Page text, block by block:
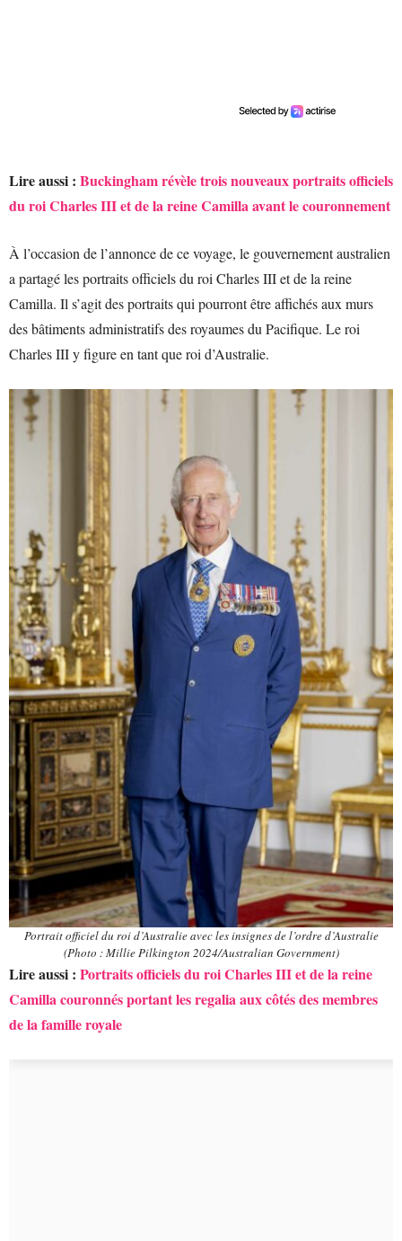
Lire aussi : Buckingham révèle trois nouveaux portraits officiels
du roi Charles III et de la reine Camilla avant le couronnement
À l’occasion de l’annonce de ce voyage, le gouvernement australien
a partagé les portraits officiels du roi Charles III et de la reine
Camilla. Il s’agit des portraits qui pourront être affichés aux murs
des bâtiments administratifs des royaumes du Pacifique. Le roi
Charles III y figure en tant que roi d’Australie.
Portrait officiel du roi d’Australie avec les insignes de l’ordre d’Australie
(Photo : Millie Pilkington 2024/Australian Government)
Lire aussi : Portraits officiels du roi Charles III et de la reine
Camilla couronnés portant les regalia aux côtés des membres
de la famille royale